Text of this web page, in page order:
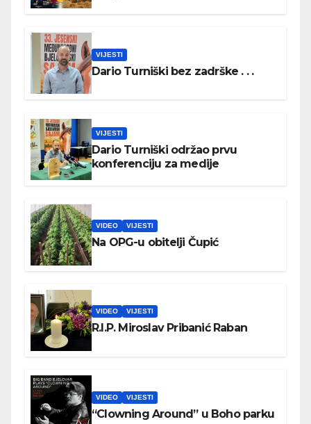
VIJESTI
Dario Turniški bez zadrške . . .
VIJESTI
Dario Turniški održao prvu
konferenciju za medije
VIDEO VIJESTI
Na OPG-u obitelji Čupić
VIDEO VIJESTI
R.I.P. Miroslav Pribanić Raban
VIDEO VIJESTI
“Clowning Around” u Boho parku